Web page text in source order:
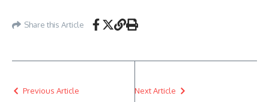
Share this Article
Previous Article Next Article